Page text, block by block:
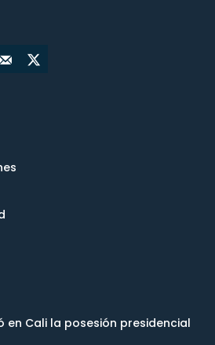
en Cali la posesión presidencial